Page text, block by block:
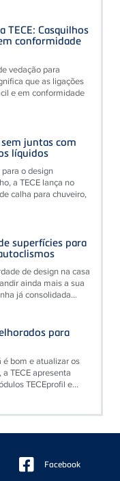
TECE: Casquilhos
conformidade
vedação para
que as ligações
e em conformidade
juntas com
líquidos
o design
a TECE lança no
calha para chuveiro,
superfícies para
de design na casa
ainda mais a sua
já consolidada...
para
bom e atualizar os
TECE apresenta
TECEprofil e...
Facebook